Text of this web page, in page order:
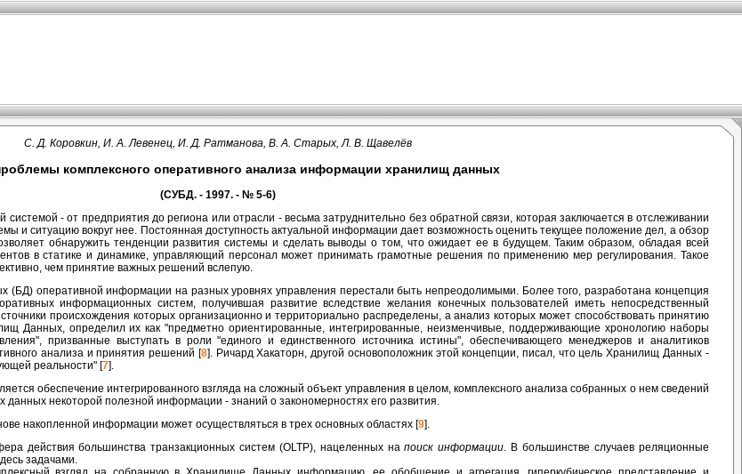
С. Д. Коровкин, И. А. Левенец, И. Д. Ратманова, В. А. Старых, Л. В. Щавелёв
комплексного оперативного анализа информации хранилищ данных
(СУБД. - 1997. - № 5-6)
- от предприятия до региона или отрасли - весьма затруднительно без обратной связи, которая заключается в отслеживании
и ситуацию вокруг нее. Постоянная доступность актуальной информации дает возможность оценить текущее положение дел, а обзор
обнаружить тенденции развития системы и сделать выводы о том, что ожидает ее в будущем. Таким образом, обладая всей
в статике и динамике, управляющий персонал может принимать грамотные решения по применению мер регулирования. Такое
чем принятие важных решений вслепую.
(БД) оперативной информации на разных уровнях управления перестали быть непреодолимыми. Более того, разработана концепция
информационных систем, получившая развитие вследствие желания конечных пользователей иметь непосредственный
происхождения которых организационно и территориально распределены, а анализ которых может способствовать принятию
Данных, определил их как "предметно ориентированные, интегрированные, неизменчивые, поддерживающие хронологию наборы
призванные выступать в роли "единого и единственного источника истины", обеспечивающего менеджеров и аналитиков
анализа и принятия решений [8]. Ричард Хакаторн, другой основоположник этой концепции, писал, что цель Хранилищ Данных -
реальности" [7].
обеспечение интегрированного взгляда на сложный объект управления в целом, комплексного анализа собранных о нем сведений
данных некоторой полезной информации - знаний о закономерностях его развития.
накопленной информации может осуществляться в трех основных областях [9].
действия большинства транзакционных систем (OLTP), нацеленных напоиск информации. В большинстве случаев реляционные
задачами.